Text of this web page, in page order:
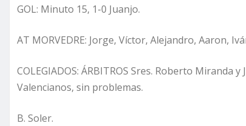
GOL: Minuto 15, 1-0 Juanjo.
AT MORVEDRE: Jorge, Víctor, Alejandro, Aaron,
COLEGIADOS: ÁRBITROS Sres. Roberto Miranda
Valencianos, sin problemas.
B. Soler.